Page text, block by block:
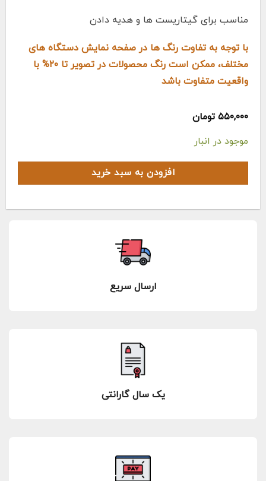
مناسب برای گیتاریست ها و هدیه دادن
با توجه به تفاوت رنگ ها در صفحه نمایش دستگاه های
مختلف، ممکن است رنگ محصولات در تصویر تا ۲۰% با
واقعیت متفاوت باشد
۵۵۰,۰۰۰ تومان
موجود در انبار
افزودن به سبد خرید
ارسال سریع
یک سال گارانتی